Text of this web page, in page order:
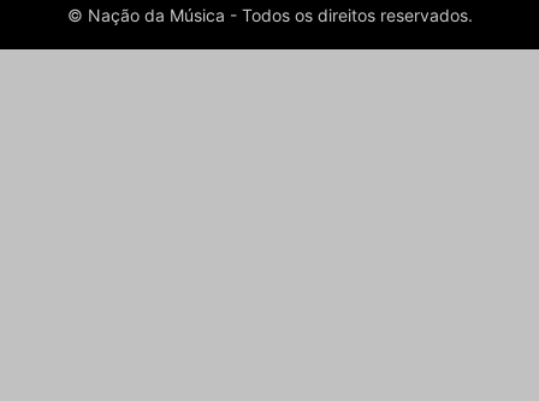
© Nação da Música - Todos os direitos reservados.